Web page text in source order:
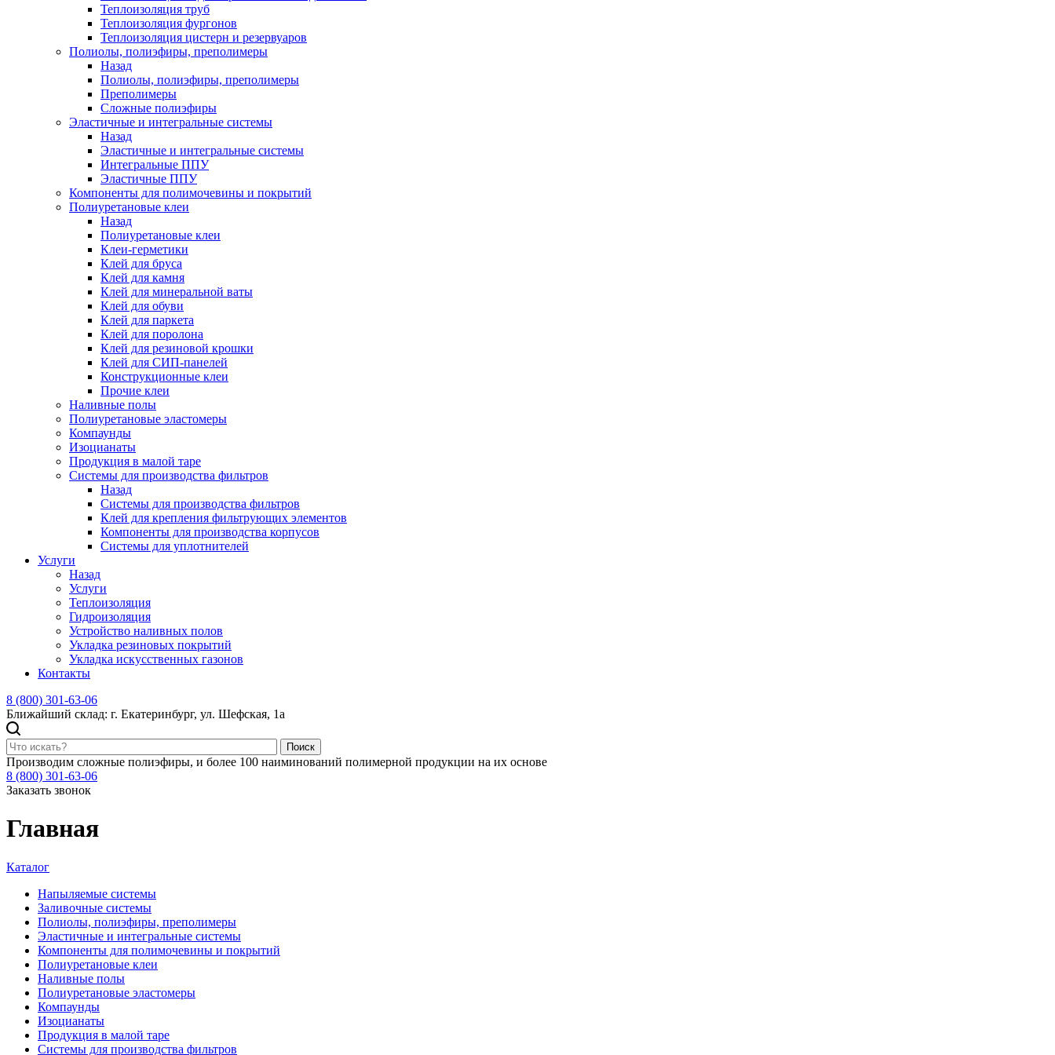
Теплоизоляция труб
Теплоизоляция фургонов
Теплоизоляция цистерн и резервуаров
Полиолы, полиэфиры, преполимеры
Назад
Полиолы, полиэфиры, преполимеры
Преполимеры
Сложные полиэфиры
Эластичные и интегральные системы
Назад
Эластичные и интегральные системы
Интегральные ППУ
Эластичные ППУ
Компоненты для полимочевины и покрытий
Полиуретановые клеи
Назад
Полиуретановые клеи
Клеи-герметики
Клей для бруса
Клей для камня
Клей для минеральной ваты
Клей для обуви
Клей для паркета
Клей для поролона
Клей для резиновой крошки
Клей для СИП-панелей
Конструкционные клеи
Прочие клеи
Наливные полы
Полиуретановые эластомеры
Компаунды
Изоцианаты
Продукция в малой таре
Системы для производства фильтров
Назад
Системы для производства фильтров
Клей для крепления фильтрующих элементов
Компоненты для производства корпусов
Системы для уплотнителей
Услуги
Назад
Услуги
Теплоизоляция
Гидроизоляция
Устройство наливных полов
Укладка резиновых покрытий
Укладка искусственных газонов
Контакты
8 (800) 301-63-06
Ближайший склад: г. Екатеринбург, ул. Шефская, 1а
Поиск
Производим сложные полиэфиры, и более 100 наиминований полимерной продукции на их основе
8 (800) 301-63-06
Заказать звонок
Главная
Каталог
Напыляемые системы
Заливочные системы
Полиолы, полиэфиры, преполимеры
Эластичные и интегральные системы
Компоненты для полимочевины и покрытий
Полиуретановые клеи
Наливные полы
Полиуретановые эластомеры
Компаунды
Изоцианаты
Продукция в малой таре
Системы для производства фильтров